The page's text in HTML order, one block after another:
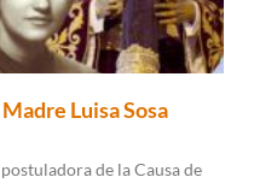
Luisa Sosa
de la Causa de